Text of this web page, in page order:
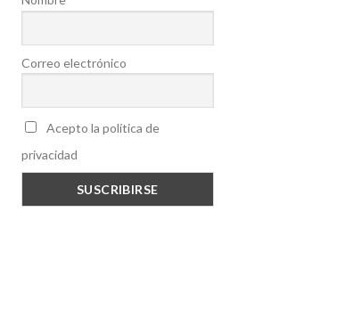
Correo electrónico
Acepto la política de
privacidad